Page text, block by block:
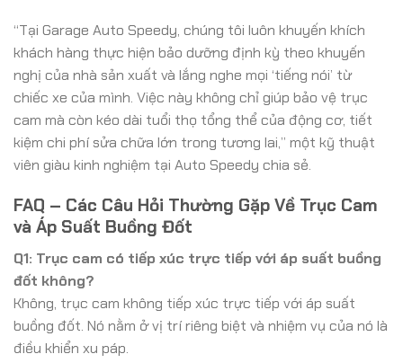
“Tại Garage Auto Speedy, chúng tôi luôn khuyến khích
khách hàng thực hiện bảo dưỡng định kỳ theo khuyến
nghị của nhà sản xuất và lắng nghe mọi ‘tiếng nói’ từ
chiếc xe của mình. Việc này không chỉ giúp bảo vệ trục
cam mà còn kéo dài tuổi thọ tổng thể của động cơ, tiết
kiệm chi phí sửa chữa lớn trong tương lai,” một kỹ thuật
viên giàu kinh nghiệm tại Auto Speedy chia sẻ.
FAQ – Các Câu Hỏi Thường Gặp Về Trục Cam
và Áp Suất Buồng Đốt
Q1: Trục cam có tiếp xúc trực tiếp với áp suất buồng
đốt không?
Không, trục cam không tiếp xúc trực tiếp với áp suất
buồng đốt. Nó nằm ở vị trí riêng biệt và nhiệm vụ của nó là
điều khiển xu páp.